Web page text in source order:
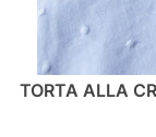
TORTA ALLA